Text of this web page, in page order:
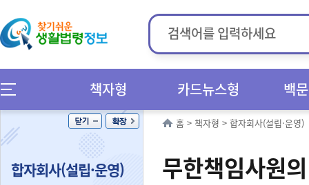
책자형 카드뉴스형 백
합자회사(설립·운영)
홈 > 책자형 > 합자회사(설립·운영)
무한책임사원